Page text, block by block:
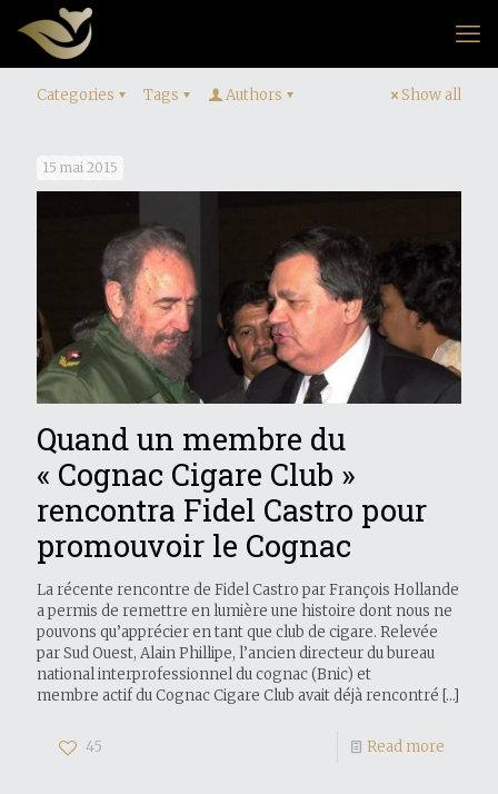
Categories Tags Authors Show all
15 mai 2015
Quand un membre du
« Cognac Cigare Club »
rencontra Fidel Castro pour
promouvoir le Cognac
La récente rencontre de Fidel Castro par François Hollande
a permis de remettre en lumière une histoire dont nous ne
pouvons qu’apprécier en tant que club de cigare. Relevée
par Sud Ouest, Alain Phillipe, l’ancien directeur du bureau
national interprofessionnel du cognac (Bnic) et
membre actif du Cognac Cigare Club avait déjà rencontré […]
45 Read more